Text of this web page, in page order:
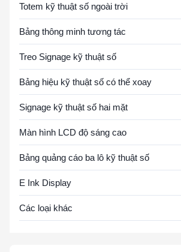
Totem kỹ thuật số ngoài trời
Bảng thông minh tương tác
Treo Signage kỹ thuật số
Bảng hiệu kỹ thuật số có thể xoay
Signage kỹ thuật số hai mặt
Màn hình LCD độ sáng cao
Bảng quảng cáo ba lô kỹ thuật số
E Ink Display
Các loại khác